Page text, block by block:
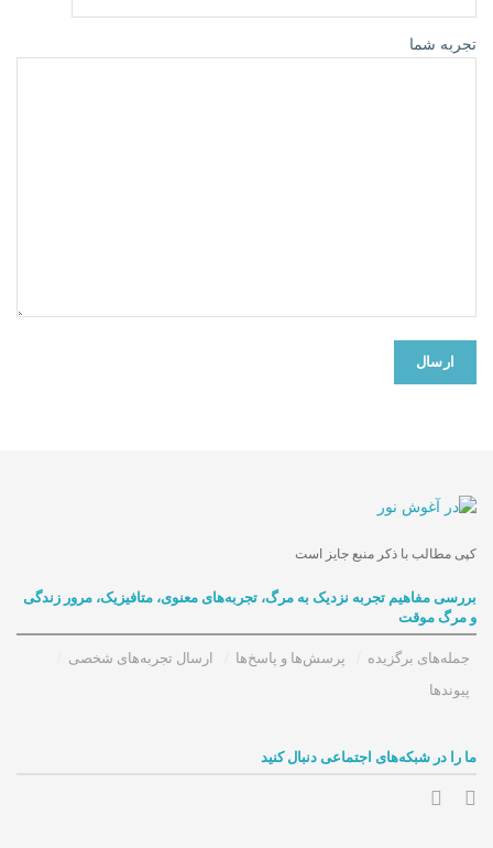
تجربه شما
کپی مطالب با ذکر منبع جایز است
بررسی مفاهیم تجربه‌ نزدیک به مرگ، تجربه‌های معنوی، متافیزیک، مرور زندگی
و مرگ موقت
جمله‌های برگزیده پرسش‌ها و پاسخ‌ها
ارسال تجربه‌های شخصی
پیوندها
ما را در شبکه‌های اجتماعی دنبال کنید